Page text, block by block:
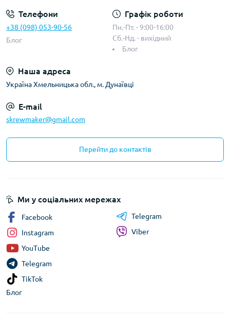
Телефони
+38 (098) 053-90-56
Блог
Графік роботи
Пн.-Пт. - 9:00-16:00
Сб.-Нд. - вихідний
Блог
Наша адреса
Україна Хмельницька обл., м. Дунаївці
E-mail
skrewmaker@gmail.com
Перейти до контактів
Ми у соціальних мережах
Facebook
Instagram
YouTube
Telegram
TikTok
Блог
Telegram
Viber